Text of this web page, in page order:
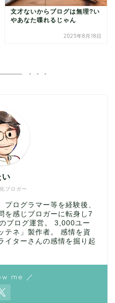
文才ないからブログは無理?い
やあなた喋れるじゃん
2025年8月18日
ブロガー
い
プログラマー等を経験後、
を感じブロガーに転身し7
ブログ運営。 3,000ユー
テネ」製作者。 感情を資
イターさんの感情を掘り起
me ／